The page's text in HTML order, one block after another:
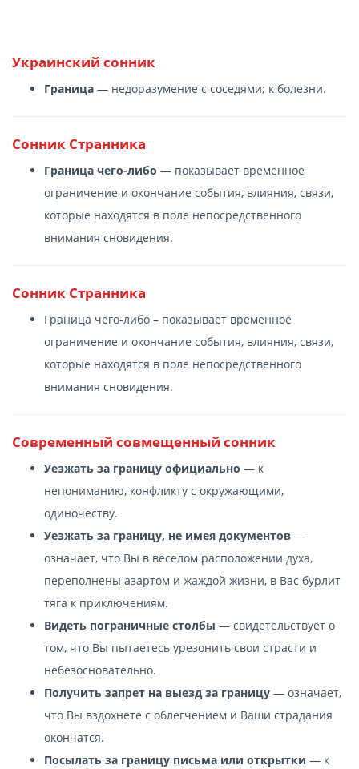
Украинский сонник
Граница — недоразумение с соседями; к болезни.
Сонник Странника
Граница чего-либо — показывает временное
ограничение и окончание события, влияния, связи,
которые находятся в поле непосредственного
внимания сновидения.
Сонник Странника
Граница чего-либо – показывает временное
ограничение и окончание события, влияния, связи,
которые находятся в поле непосредственного
внимания сновидения.
Современный cовмещенный сонник
Уезжать за границу официально — к
непониманию, конфликту с окружающими,
одиночеству.
Уезжать за границу, не имея документов —
означает, что Вы в веселом расположении духа,
переполнены азартом и жаждой жизни, в Вас бурлит
тяга к приключениям.
Видеть пограничные столбы — свидетельствует о
том, что Вы пытаетесь урезонить свои страсти и
небезосновательно.
Получить запрет на выезд за границу — означает,
что Вы вздохнете с облегчением и Ваши страдания
окончатся.
Посылать за границу письма или открытки — к